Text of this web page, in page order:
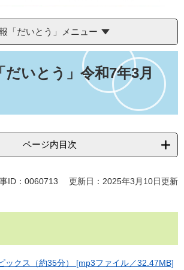
「だいとう」メニュー
だいとう」令和7年3月
ページ内目次
ID：0060713 更新日：2025年3月10日更新
ックス（約35分） [mp3ファイル／32.47MB]